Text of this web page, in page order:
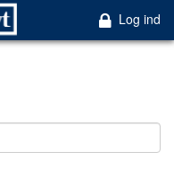
Log ind